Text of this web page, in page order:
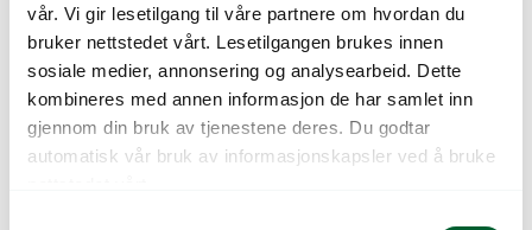
vår. Vi gir lesetilgang til våre partnere om hvordan du
bruker nettstedet vårt. Lesetilgangen brukes innen
sosiale medier, annonsering og analysearbeid. Dette
kombineres med annen informasjon de har samlet inn
gjennom din bruk av tjenestene deres. Du godtar
automatisk vår bruk av informasjonskapsler ved å bruke